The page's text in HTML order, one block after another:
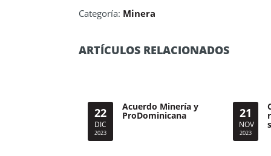
Categoría: Minera
ARTÍCULOS RELACIONADOS
22
DIC
2023
Acuerdo Minería y
ProDominicana 21
NOV
2023